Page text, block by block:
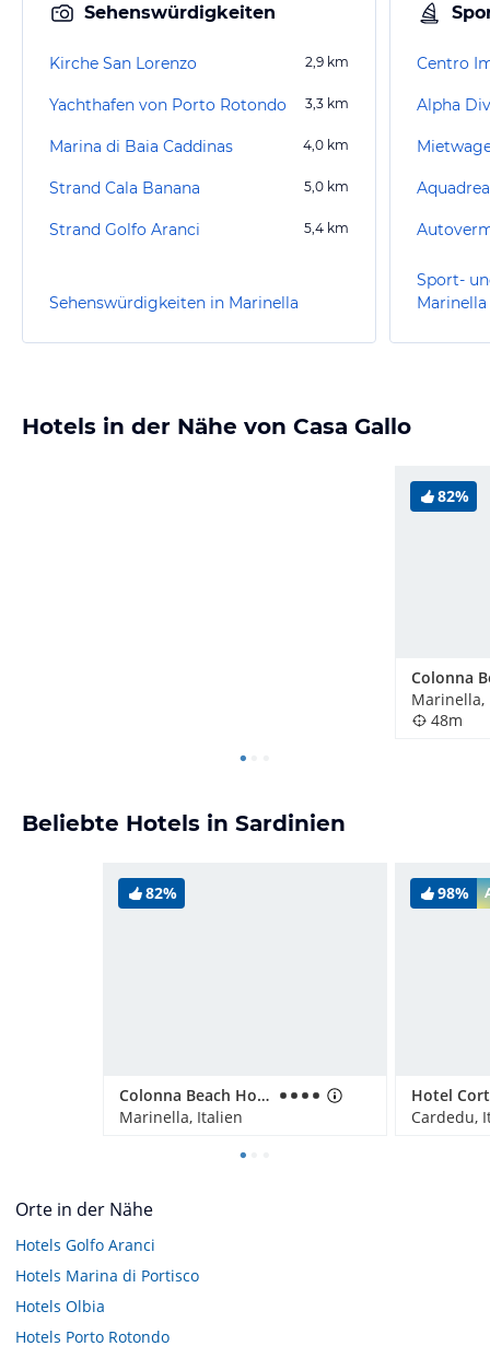
Sehenswürdigkeiten
Kirche San Lorenzo 2,9 km
Yachthafen von Porto Rotondo 3,3 km
Marina di Baia Caddinas 4,0 km
Strand Cala Banana 5,0 km
Strand Golfo Aranci 5,4 km
Sehenswürdigkeiten in Marinella
Centro
Alpha
Sport-
Marinella
Hotels in der Nähe von Casa Gallo
82%
Marinella,
48m
Beliebte Hotels in Sardinien
82%
Colonna Beach Hotel
Marinella, Italien
98%
Cardedu,
Orte in der Nähe
Hotels Golfo Aranci
Hotels Marina di Portisco
Hotels Olbia
Hotels Porto Rotondo